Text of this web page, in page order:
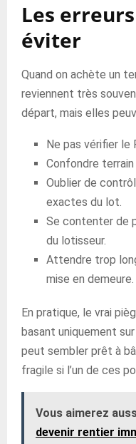
Les
éviter
Quand on achète un
reviennent très
départ, mais elles
Ne pas vérifier le
Confondre
Oublier de
exactes du lot.
Se contenter de
du lotisseur.
Attendre trop
mise en demeure.
En pratique, le vrai
basant uniquement
peut sembler prêt à
fragile si l’un de ces
Vous aimerez
devenir rentier